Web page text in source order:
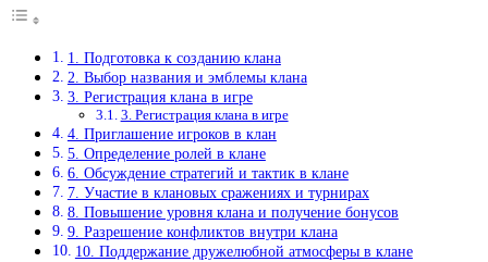
1. Подготовка к созданию клана
2. Выбор названия и эмблемы клана
3. Регистрация клана в игре
3. Регистрация клана в игре
4. Приглашение игроков в клан
5. Определение ролей в клане
6. Обсуждение стратегий и тактик в клане
7. Участие в клановых сражениях и турнирах
8. Повышение уровня клана и получение бонусов
9. Разрешение конфликтов внутри клана
10. Поддержание дружелюбной атмосферы в клане